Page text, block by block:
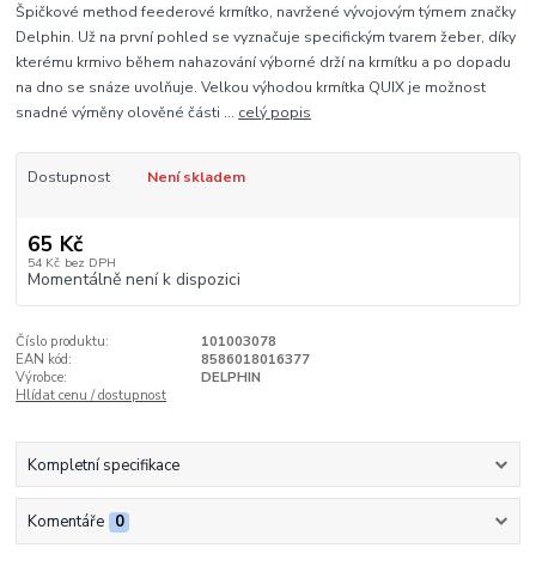
Špičkové method feederové krmítko, navržené vývojovým týmem značky
Delphin. Už na první pohled se vyznačuje specifickým tvarem žeber, díky
kterému krmivo během nahazování výborné drží na krmítku a po dopadu
na dno se snáze uvolňuje. Velkou výhodou krmítka QUIX je možnost
snadné výměny olověné části ... celý popis
Dostupnost Není skladem
65 Kč
54 Kč bez DPH
Momentálně není k dispozici
Číslo produktu:
101003078
EAN kód:
8586018016377
Výrobce:
DELPHIN
Hlídat cenu / dostupnost
Kompletní specifikace
Komentáře 0